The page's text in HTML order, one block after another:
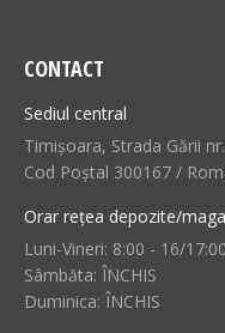
CONTACT
Sediul central
Timișoara, Strada Gării
Cod Poștal 300167 /
Orar rețea depozite/
Luni-Vineri: 8:00 - 16/17:00
Sâmbăta: ÎNCHIS
Duminica: ÎNCHIS